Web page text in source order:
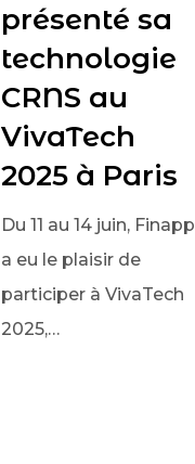
présenté sa
technologie
CRNS au
VivaTech
2025 à Paris
Du 11 au 14 juin, Finapp
a eu le plaisir de
participer à VivaTech
2025,…